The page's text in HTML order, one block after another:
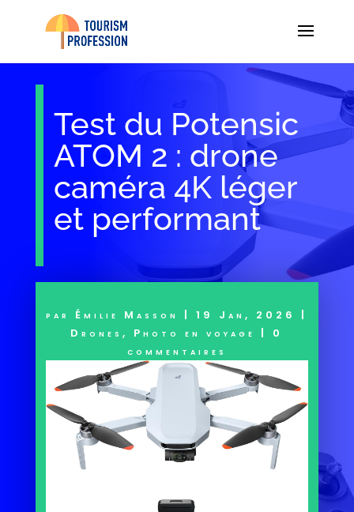
Test du Potensic
ATOM 2 : drone
caméra 4K léger
et performant
par Émilie Masson |19 Jan, 2026
|
Drones, Photo en voyage | 0
commentaires